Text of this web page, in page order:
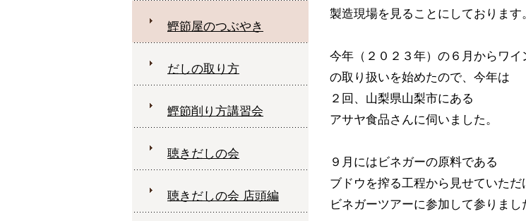
製造現場を見ることにしております
今年（２０２３年）の６月からワイ
の取り扱いを始めたので、今年は
２回、山梨県山梨市にある
アサヤ食品さんに伺いました。
９月にはビネガーの原料である
ブドウを搾る工程から見せていただ
ビネガーツアーに参加して参りまし
鰹節屋のつぶやき
だしの取り方
鰹節削り方講習会
聴きだしの会
聴きだしの会 店頭編